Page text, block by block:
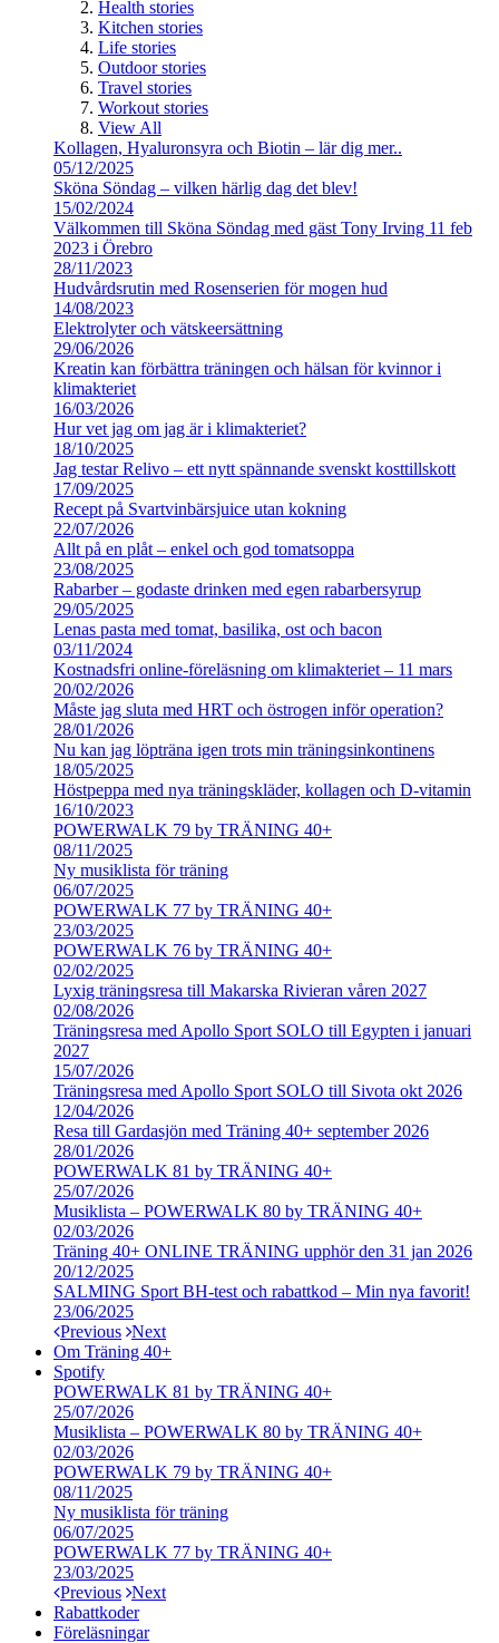
Health stories
Kitchen stories
Life stories
Outdoor stories
Travel stories
Workout stories
View All
Kollagen, Hyaluronsyra och Biotin – lär dig mer..
05/12/2025
Sköna Söndag – vilken härlig dag det blev!
15/02/2024
Välkommen till Sköna Söndag med gäst Tony Irving 11 feb
2023 i Örebro
28/11/2023
Hudvårdsrutin med Rosenserien för mogen hud
14/08/2023
Elektrolyter och vätskeersättning
29/06/2026
Kreatin kan förbättra träningen och hälsan för kvinnor i
klimakteriet
16/03/2026
Hur vet jag om jag är i klimakteriet?
18/10/2025
Jag testar Relivo – ett nytt spännande svenskt kosttillskott
17/09/2025
Recept på Svartvinbärsjuice utan kokning
22/07/2026
Allt på en plåt – enkel och god tomatsoppa
23/08/2025
Rabarber – godaste drinken med egen rabarbersyrup
29/05/2025
Lenas pasta med tomat, basilika, ost och bacon
03/11/2024
Kostnadsfri online-föreläsning om klimakteriet – 11 mars
20/02/2026
Måste jag sluta med HRT och östrogen inför operation?
28/01/2026
Nu kan jag löpträna igen trots min träningsinkontinens
18/05/2025
Höstpeppa med nya träningskläder, kollagen och D-vitamin
16/10/2023
POWERWALK 79 by TRÄNING 40+
08/11/2025
Ny musiklista för träning
06/07/2025
POWERWALK 77 by TRÄNING 40+
23/03/2025
POWERWALK 76 by TRÄNING 40+
02/02/2025
Lyxig träningsresa till Makarska Rivieran våren 2027
02/08/2026
Träningsresa med Apollo Sport SOLO till Egypten i januari
2027
15/07/2026
Träningsresa med Apollo Sport SOLO till Sivota okt 2026
12/04/2026
Resa till Gardasjön med Träning 40+ september 2026
28/01/2026
POWERWALK 81 by TRÄNING 40+
25/07/2026
Musiklista – POWERWALK 80 by TRÄNING 40+
02/03/2026
Träning 40+ ONLINE TRÄNING upphör den 31 jan 2026
20/12/2025
SALMING Sport BH-test och rabattkod – Min nya favorit!
23/06/2025
Previous Next
Om Träning 40+
Spotify
POWERWALK 81 by TRÄNING 40+
25/07/2026
Musiklista – POWERWALK 80 by TRÄNING 40+
02/03/2026
POWERWALK 79 by TRÄNING 40+
08/11/2025
Ny musiklista för träning
06/07/2025
POWERWALK 77 by TRÄNING 40+
23/03/2025
Previous Next
Rabattkoder
Föreläsningar